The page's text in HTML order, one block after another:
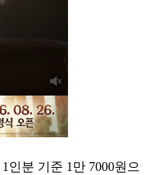
인분 기준 1만 7000원으